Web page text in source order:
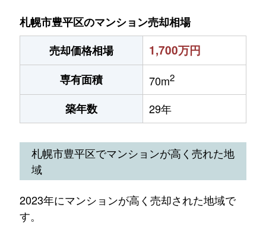
札幌市豊平区のマンション売却相場
売却価格相場
1,700万円
専有面積 70m2
築年数 29年
札幌市豊平区でマンションが高く売れた地
域
2023年にマンションが高く売却された地域で
す。